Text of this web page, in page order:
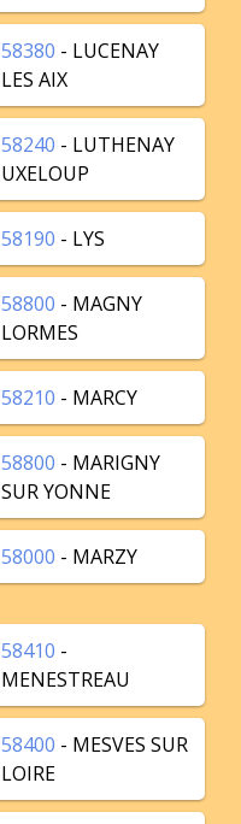
58380 - LUCENAY
LES AIX
58240 - LUTHENAY
UXELOUP
58190 - LYS
58800 - MAGNY
LORMES
58210 - MARCY
58800 - MARIGNY
SUR YONNE
58000 - MARZY
58410 -
MENESTREAU
58400 - MESVES SUR
LOIRE